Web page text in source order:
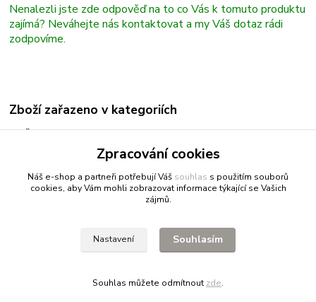
Nenalezli jste zde odpověď na to co Vás k tomuto produktu
zajímá? Neváhejte nás kontaktovat a my Váš dotaz rádi
zodpovíme.
Zboží zařazeno v kategoriích
- vše pro fitnessProfitpsa.cz- vše pro psy
Bestgreen.cz
- ječmen a chlorella
Zpracování cookies
Náš e-shop a partneři potřebují Váš souhlas s použitím souborů
cookies, aby Vám mohli zobrazovat informace týkající se Vašich
zájmů.
Nastavení Souhlasím
Souhlas můžete odmítnout zde.